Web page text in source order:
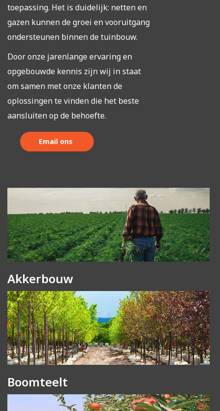
toepassing. Het is duidelijk: netten en
gazen kunnen de groei en vooruitgang
ondersteunen binnen de tuinbouw.
Door onze jarenlange ervaring en
opgebouwde kennis zijn wij in staat
om samen met onze klanten de
oplossingen te vinden die het beste
aansluiten op de behoefte.
Email ons
Akkerbouw
Boomteelt